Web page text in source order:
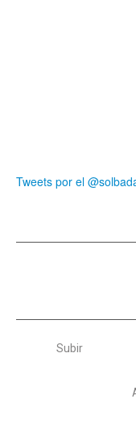
Tweets por el
Subir